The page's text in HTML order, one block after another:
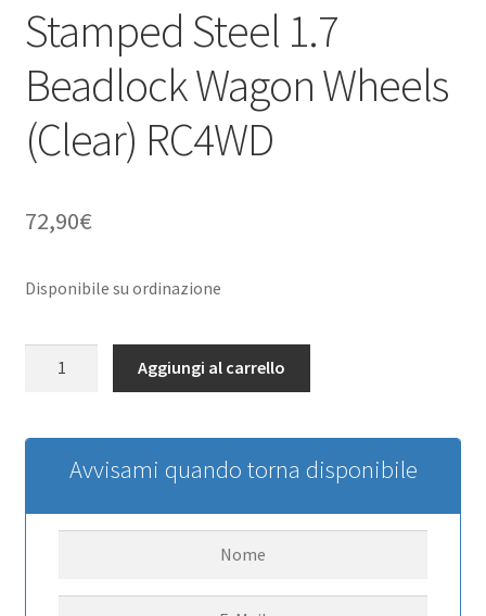
Stamped Steel 1.7
Beadlock Wagon Wheels
(Clear) RC4WD
72,90€
Disponibile su ordinazione
Beadlock
Wagon
(Clear)
Aggiungi al carrello
Avvisami quando torna disponibile